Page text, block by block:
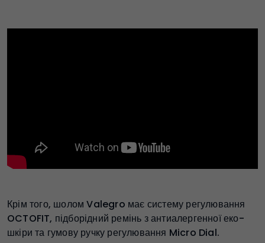
Крім того, шолом Valegro має систему регулювання
OCTOFIT, підборідний ремінь з антиалергенної еко-
шкіри та гумову ручку регулювання Micro Dial.